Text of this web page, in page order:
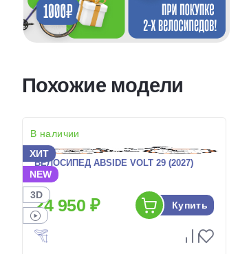
Похожие модели
В наличии
ХИТ
NEW
3D
ВЕЛОСИПЕД ABSIDE VOLT 29 (2027)
24 950 ₽ Купить